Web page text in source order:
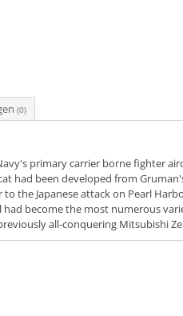
(0)
primary carrier borne fighter
had been developed from
the Japanese attack on Pearl
had become the most numerous
all-conquering Mitsubishi